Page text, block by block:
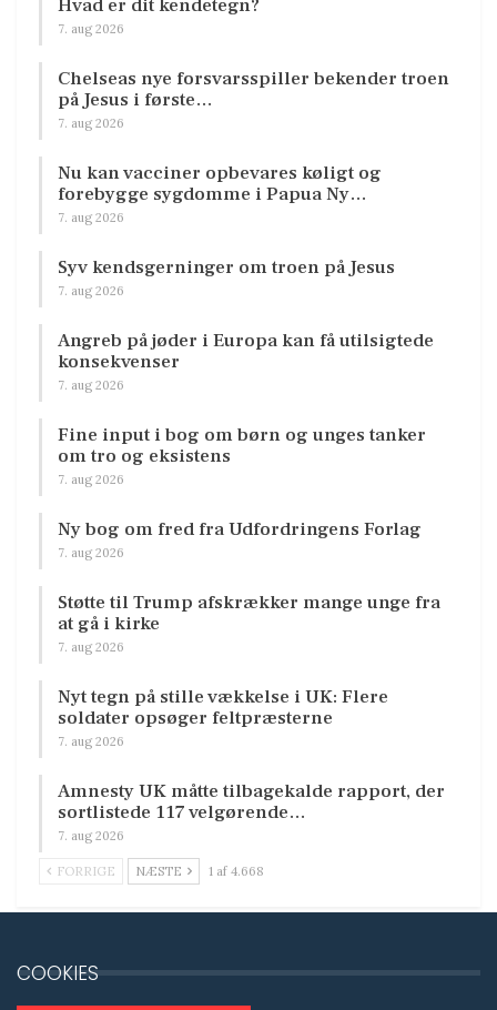
Hvad er dit kendetegn?
7. aug 2026
Chelseas nye forsvarsspiller bekender troen
på Jesus i første…
7. aug 2026
Nu kan vacciner opbevares køligt og
forebygge sygdomme i Papua Ny…
7. aug 2026
Syv kendsgerninger om troen på Jesus
7. aug 2026
Angreb på jøder i Europa kan få utilsigtede
konsekvenser
7. aug 2026
Fine input i bog om børn og unges tanker
om tro og eksistens
7. aug 2026
Ny bog om fred fra Udfordringens Forlag
7. aug 2026
Støtte til Trump afskrækker mange unge fra
at gå i kirke
7. aug 2026
Nyt tegn på stille vækkelse i UK: Flere
soldater opsøger feltpræsterne
7. aug 2026
Amnesty UK måtte tilbagekalde rapport, der
sortlistede 117 velgørende…
7. aug 2026
FORRIGE NÆSTE 1 af 4.668
COOKIES